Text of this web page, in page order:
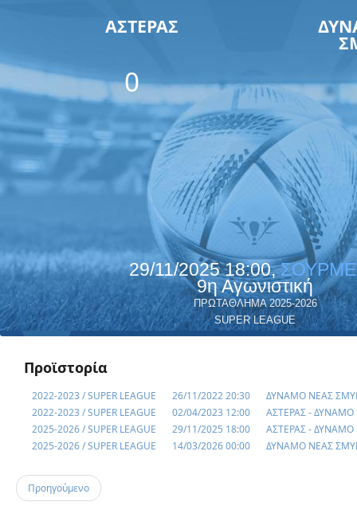
ΑΣΤΕΡΑΣ
0
29/11/2025 18:00,
9η Αγωνιστική
ΠΡΩΤΑΘΛΗΜΑ 2025-2026
SUPER LEAGUE
Προϊστορία
2022-2023 / SUPER LEAGUE 26/11/2022 20:30
ΔΥΝΑΜΟ ΝΕΑΣ
2022-2023 / SUPER LEAGUE
02/04/2023 12:00
ΑΣΤΕΡΑΣ -
2025-2026 / SUPER LEAGUE
29/11/2025 18:00
ΑΣΤΕΡΑΣ -
2025-2026 / SUPER LEAGUE
14/03/2026 00:00 ΔΥΝΑΜΟ ΝΕΑΣ
Προηγούμενο